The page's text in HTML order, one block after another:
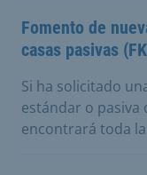
Fomento de
casas pasivas
Si ha solicitado
estándar o pasiva
encontrará toda